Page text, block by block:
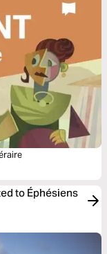
to Éphésiens